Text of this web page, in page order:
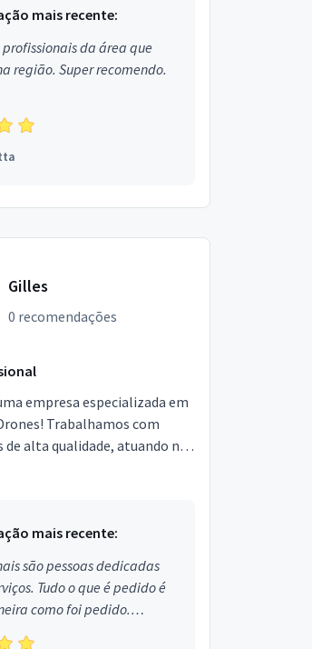
mais recente:
profissionais da área que
região. Super recomendo.
Gilles
0 recomendações
empresa especializada em
com
de alta qualidade, atuando no
mais recente:
são pessoas dedicadas
Tudo o que é pedido é
como foi pedido.